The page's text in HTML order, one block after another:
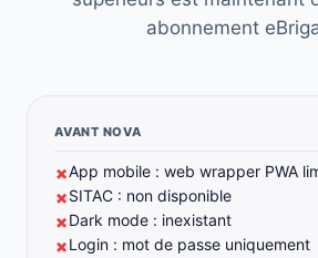
abonnement
AVANT NOVA
✗App mobile : web wrapper PWA
✗SITAC : non disponible
✗Dark mode : inexistant
✗Login : mot de passe uniquement